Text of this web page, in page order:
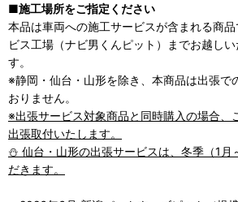
■施工場所をご指定ください
本品は車両への施工サービスが含まれる商
ビス工場（ナビ男くんピット）までお越し
す。
※静岡・仙台・山形を除き、本商品は出張で
おりません。
※出張サービス対象商品と同時購入の場合、
出張取付いたします。
⛄ 仙台・山形の出張サービスは、冬季（1月
だきます。